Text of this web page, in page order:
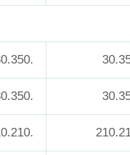
.30.350
.30.350
.210.210